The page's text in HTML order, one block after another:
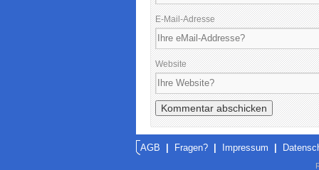
E-Mail-Adresse
Website
AGB Fragen? Impressum